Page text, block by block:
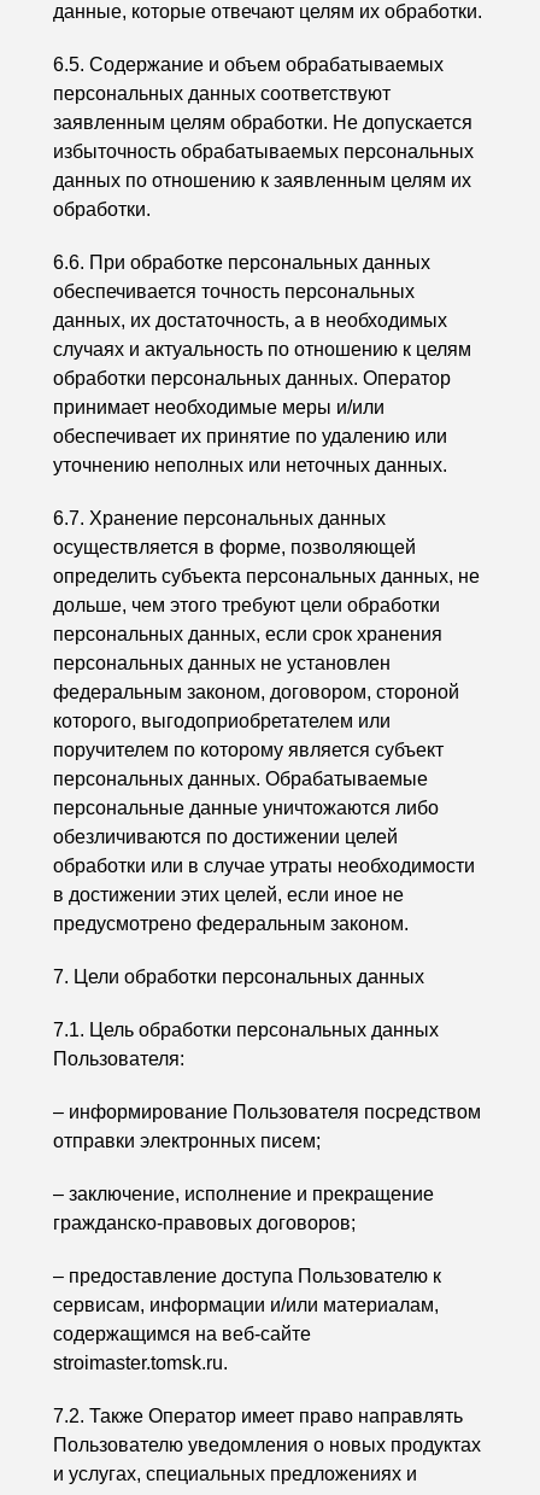
данные, которые отвечают целям их обработки.
6.5. Содержание и объем обрабатываемых
персональных данных соответствуют
заявленным целям обработки. Не допускается
избыточность обрабатываемых персональных
данных по отношению к заявленным целям их
обработки.
6.6. При обработке персональных данных
обеспечивается точность персональных
данных, их достаточность, а в необходимых
случаях и актуальность по отношению к целям
обработки персональных данных. Оператор
принимает необходимые меры и/или
обеспечивает их принятие по удалению или
уточнению неполных или неточных данных.
6.7. Хранение персональных данных
осуществляется в форме, позволяющей
определить субъекта персональных данных, не
дольше, чем этого требуют цели обработки
персональных данных, если срок хранения
персональных данных не установлен
федеральным законом, договором, стороной
которого, выгодоприобретателем или
поручителем по которому является субъект
персональных данных. Обрабатываемые
персональные данные уничтожаются либо
обезличиваются по достижении целей
обработки или в случае утраты необходимости
в достижении этих целей, если иное не
предусмотрено федеральным законом.
7. Цели обработки персональных данных
7.1. Цель обработки персональных данных
Пользователя:
– информирование Пользователя посредством
отправки электронных писем;
– заключение, исполнение и прекращение
гражданско-правовых договоров;
– предоставление доступа Пользователю к
сервисам, информации и/или материалам,
содержащимся на веб-сайте
stroimaster.tomsk.ru.
7.2. Также Оператор имеет право направлять
Пользователю уведомления о новых продуктах
и услугах, специальных предложениях и